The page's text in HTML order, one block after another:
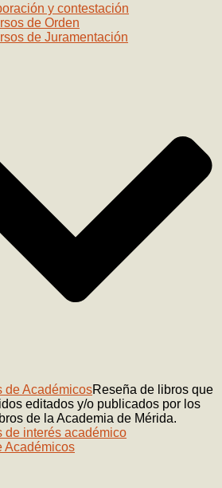
y contestación
de Orden
de Juramentación
de AcadémicosReseña de libros que
editados y/o publicados por los
de la Academia de Mérida.
de interés académico
Académicos